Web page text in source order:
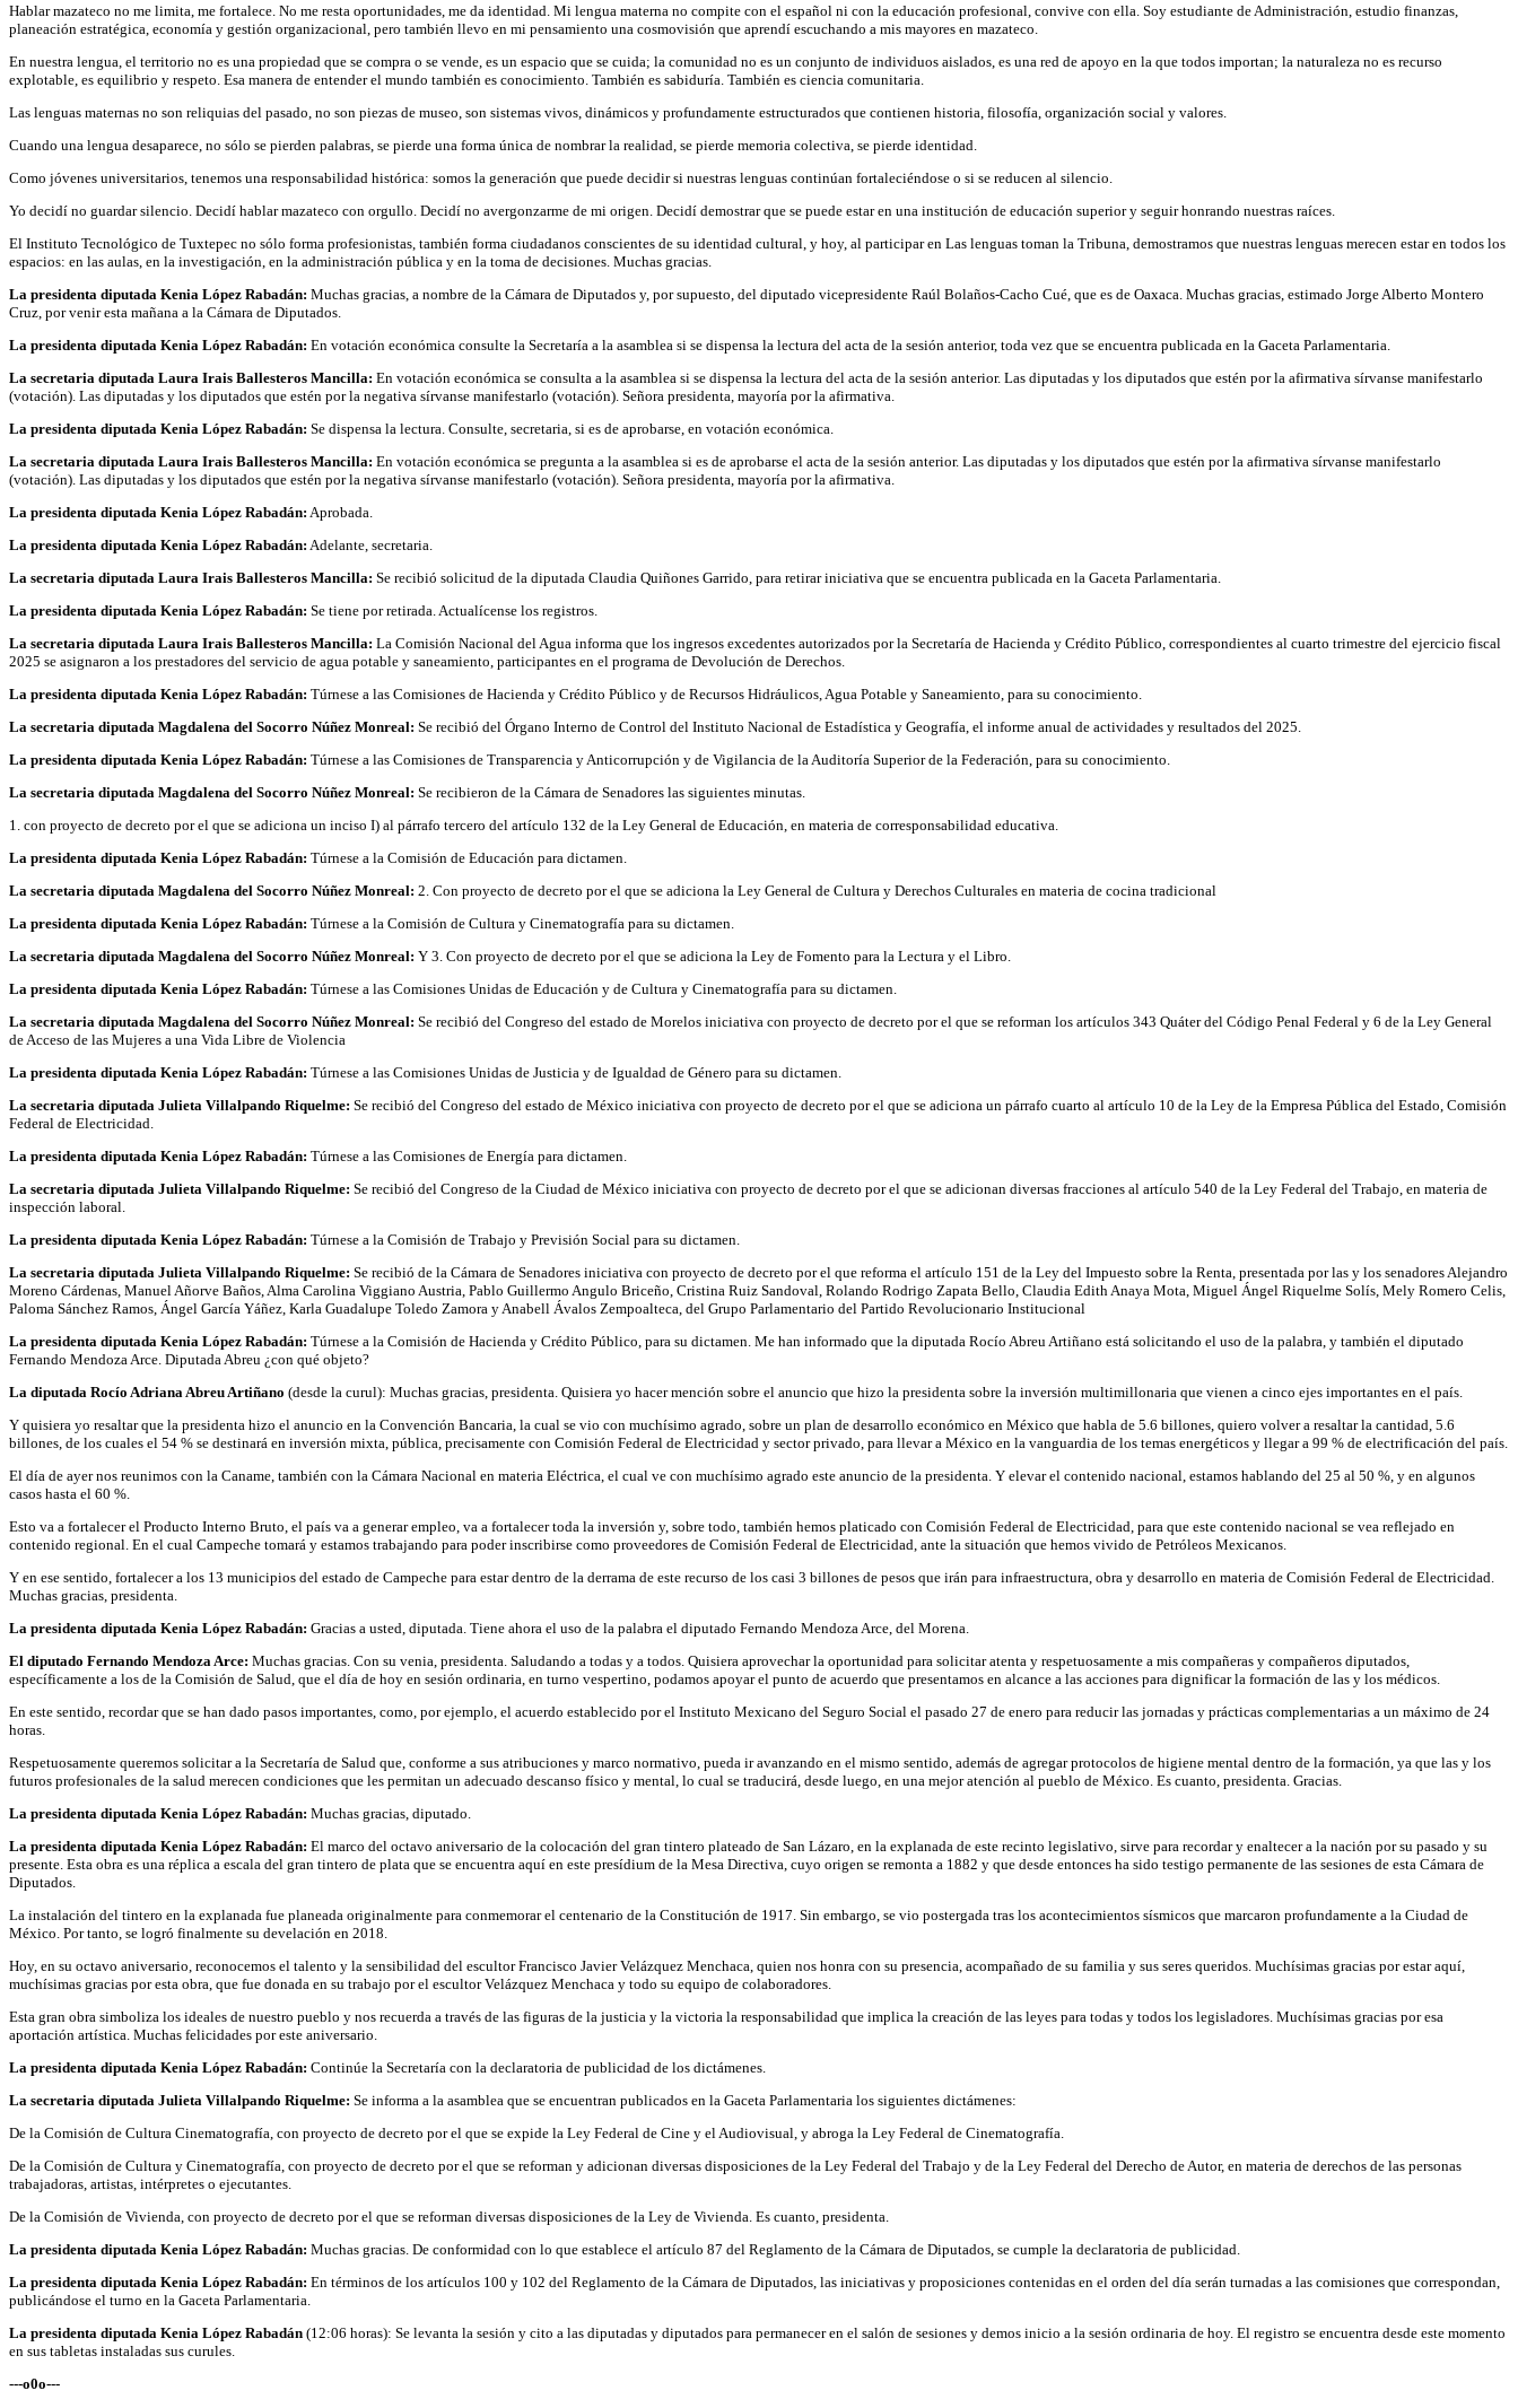
Hablar mazateco no me limita, me fortalece. No me resta oportunidades, me da identidad. Mi lengua materna no compite con el español ni con la educación profesional, convive con ella. Soy estudiante de Administración, estudio finanzas,
planeación estratégica, economía y gestión organizacional, pero también llevo en mi pensamiento una cosmovisión que aprendí escuchando a mis mayores en mazateco.
En nuestra lengua, el territorio no es una propiedad que se compra o se vende, es un espacio que se cuida; la comunidad no es un conjunto de individuos aislados, es una red de apoyo en la que todos importan; la naturaleza no es recurso
explotable, es equilibrio y respeto. Esa manera de entender el mundo también es conocimiento. También es sabiduría. También es ciencia comunitaria.
Las lenguas maternas no son reliquias del pasado, no son piezas de museo, son sistemas vivos, dinámicos y profundamente estructurados que contienen historia, filosofía, organización social y valores.
Cuando una lengua desaparece, no sólo se pierden palabras, se pierde una forma única de nombrar la realidad, se pierde memoria colectiva, se pierde identidad.
Como jóvenes universitarios, tenemos una responsabilidad histórica: somos la generación que puede decidir si nuestras lenguas continúan fortaleciéndose o si se reducen al silencio.
Yo decidí no guardar silencio. Decidí hablar mazateco con orgullo. Decidí no avergonzarme de mi origen. Decidí demostrar que se puede estar en una institución de educación superior y seguir honrando nuestras raíces.
El Instituto Tecnológico de Tuxtepec no sólo forma profesionistas, también forma ciudadanos conscientes de su identidad cultural, y hoy, al participar en Las lenguas toman la Tribuna, demostramos que nuestras lenguas merecen estar en todos los
espacios: en las aulas, en la investigación, en la administración pública y en la toma de decisiones. Muchas gracias.
La presidenta diputada Kenia López Rabadán: Muchas gracias, a nombre de la Cámara de Diputados y, por supuesto, del diputado vicepresidente Raúl Bolaños-Cacho Cué, que es de Oaxaca. Muchas gracias, estimado Jorge Alberto Montero
Cruz, por venir esta mañana a la Cámara de Diputados.
La presidenta diputada Kenia López Rabadán: En votación económica consulte la Secretaría a la asamblea si se dispensa la lectura del acta de la sesión anterior, toda vez que se encuentra publicada en la Gaceta Parlamentaria.
La secretaria diputada Laura Irais Ballesteros Mancilla: En votación económica se consulta a la asamblea si se dispensa la lectura del acta de la sesión anterior. Las diputadas y los diputados que estén por la afirmativa sírvanse manifestarlo
(votación). Las diputadas y los diputados que estén por la negativa sírvanse manifestarlo (votación). Señora presidenta, mayoría por la afirmativa.
La presidenta diputada Kenia López Rabadán: Se dispensa la lectura. Consulte, secretaria, si es de aprobarse, en votación económica.
La secretaria diputada Laura Irais Ballesteros Mancilla: En votación económica se pregunta a la asamblea si es de aprobarse el acta de la sesión anterior. Las diputadas y los diputados que estén por la afirmativa sírvanse manifestarlo
(votación). Las diputadas y los diputados que estén por la negativa sírvanse manifestarlo (votación). Señora presidenta, mayoría por la afirmativa.
La presidenta diputada Kenia López Rabadán: Aprobada.
La presidenta diputada Kenia López Rabadán: Adelante, secretaria.
La secretaria diputada Laura Irais Ballesteros Mancilla: Se recibió solicitud de la diputada Claudia Quiñones Garrido, para retirar iniciativa que se encuentra publicada en la Gaceta Parlamentaria.
La presidenta diputada Kenia López Rabadán: Se tiene por retirada. Actualícense los registros.
La secretaria diputada Laura Irais Ballesteros Mancilla: La Comisión Nacional del Agua informa que los ingresos excedentes autorizados por la Secretaría de Hacienda y Crédito Público, correspondientes al cuarto trimestre del ejercicio fiscal
2025 se asignaron a los prestadores del servicio de agua potable y saneamiento, participantes en el programa de Devolución de Derechos.
La presidenta diputada Kenia López Rabadán: Túrnese a las Comisiones de Hacienda y Crédito Público y de Recursos Hidráulicos, Agua Potable y Saneamiento, para su conocimiento.
La secretaria diputada Magdalena del Socorro Núñez Monreal: Se recibió del Órgano Interno de Control del Instituto Nacional de Estadística y Geografía, el informe anual de actividades y resultados del 2025.
La presidenta diputada Kenia López Rabadán: Túrnese a las Comisiones de Transparencia y Anticorrupción y de Vigilancia de la Auditoría Superior de la Federación, para su conocimiento.
La secretaria diputada Magdalena del Socorro Núñez Monreal: Se recibieron de la Cámara de Senadores las siguientes minutas.
1. con proyecto de decreto por el que se adiciona un inciso I) al párrafo tercero del artículo 132 de la Ley General de Educación, en materia de corresponsabilidad educativa.
La presidenta diputada Kenia López Rabadán: Túrnese a la Comisión de Educación para dictamen.
La secretaria diputada Magdalena del Socorro Núñez Monreal: 2. Con proyecto de decreto por el que se adiciona la Ley General de Cultura y Derechos Culturales en materia de cocina tradicional
La presidenta diputada Kenia López Rabadán: Túrnese a la Comisión de Cultura y Cinematografía para su dictamen.
La secretaria diputada Magdalena del Socorro Núñez Monreal: Y 3. Con proyecto de decreto por el que se adiciona la Ley de Fomento para la Lectura y el Libro.
La presidenta diputada Kenia López Rabadán: Túrnese a las Comisiones Unidas de Educación y de Cultura y Cinematografía para su dictamen.
La secretaria diputada Magdalena del Socorro Núñez Monreal: Se recibió del Congreso del estado de Morelos iniciativa con proyecto de decreto por el que se reforman los artículos 343 Quáter del Código Penal Federal y 6 de la Ley General
de Acceso de las Mujeres a una Vida Libre de Violencia
La presidenta diputada Kenia López Rabadán: Túrnese a las Comisiones Unidas de Justicia y de Igualdad de Género para su dictamen.
La secretaria diputada Julieta Villalpando Riquelme: Se recibió del Congreso del estado de México iniciativa con proyecto de decreto por el que se adiciona un párrafo cuarto al artículo 10 de la Ley de la Empresa Pública del Estado, Comisión
Federal de Electricidad.
La presidenta diputada Kenia López Rabadán: Túrnese a las Comisiones de Energía para dictamen.
La secretaria diputada Julieta Villalpando Riquelme: Se recibió del Congreso de la Ciudad de México iniciativa con proyecto de decreto por el que se adicionan diversas fracciones al artículo 540 de la Ley Federal del Trabajo, en materia de
inspección laboral.
La presidenta diputada Kenia López Rabadán: Túrnese a la Comisión de Trabajo y Previsión Social para su dictamen.
La secretaria diputada Julieta Villalpando Riquelme: Se recibió de la Cámara de Senadores iniciativa con proyecto de decreto por el que reforma el artículo 151 de la Ley del Impuesto sobre la Renta, presentada por las y los senadores Alejandro
Moreno Cárdenas, Manuel Añorve Baños, Alma Carolina Viggiano Austria, Pablo Guillermo Angulo Briceño, Cristina Ruiz Sandoval, Rolando Rodrigo Zapata Bello, Claudia Edith Anaya Mota, Miguel Ángel Riquelme Solís, Mely Romero Celis,
Paloma Sánchez Ramos, Ángel García Yáñez, Karla Guadalupe Toledo Zamora y Anabell Ávalos Zempoalteca, del Grupo Parlamentario del Partido Revolucionario Institucional
La presidenta diputada Kenia López Rabadán: Túrnese a la Comisión de Hacienda y Crédito Público, para su dictamen. Me han informado que la diputada Rocío Abreu Artiñano está solicitando el uso de la palabra, y también el diputado
Fernando Mendoza Arce. Diputada Abreu ¿con qué objeto?
La diputada Rocío Adriana Abreu Artiñano (desde la curul): Muchas gracias, presidenta. Quisiera yo hacer mención sobre el anuncio que hizo la presidenta sobre la inversión multimillonaria que vienen a cinco ejes importantes en el país.
Y quisiera yo resaltar que la presidenta hizo el anuncio en la Convención Bancaria, la cual se vio con muchísimo agrado, sobre un plan de desarrollo económico en México que habla de 5.6 billones, quiero volver a resaltar la cantidad, 5.6
billones, de los cuales el 54 % se destinará en inversión mixta, pública, precisamente con Comisión Federal de Electricidad y sector privado, para llevar a México en la vanguardia de los temas energéticos y llegar a 99 % de electrificación del país.
El día de ayer nos reunimos con la Caname, también con la Cámara Nacional en materia Eléctrica, el cual ve con muchísimo agrado este anuncio de la presidenta. Y elevar el contenido nacional, estamos hablando del 25 al 50 %, y en algunos
casos hasta el 60 %.
Esto va a fortalecer el Producto Interno Bruto, el país va a generar empleo, va a fortalecer toda la inversión y, sobre todo, también hemos platicado con Comisión Federal de Electricidad, para que este contenido nacional se vea reflejado en
contenido regional. En el cual Campeche tomará y estamos trabajando para poder inscribirse como proveedores de Comisión Federal de Electricidad, ante la situación que hemos vivido de Petróleos Mexicanos.
Y en ese sentido, fortalecer a los 13 municipios del estado de Campeche para estar dentro de la derrama de este recurso de los casi 3 billones de pesos que irán para infraestructura, obra y desarrollo en materia de Comisión Federal de Electricidad.
Muchas gracias, presidenta.
La presidenta diputada Kenia López Rabadán: Gracias a usted, diputada. Tiene ahora el uso de la palabra el diputado Fernando Mendoza Arce, del Morena.
El diputado Fernando Mendoza Arce: Muchas gracias. Con su venia, presidenta. Saludando a todas y a todos. Quisiera aprovechar la oportunidad para solicitar atenta y respetuosamente a mis compañeras y compañeros diputados,
específicamente a los de la Comisión de Salud, que el día de hoy en sesión ordinaria, en turno vespertino, podamos apoyar el punto de acuerdo que presentamos en alcance a las acciones para dignificar la formación de las y los médicos.
En este sentido, recordar que se han dado pasos importantes, como, por ejemplo, el acuerdo establecido por el Instituto Mexicano del Seguro Social el pasado 27 de enero para reducir las jornadas y prácticas complementarias a un máximo de 24
horas.
Respetuosamente queremos solicitar a la Secretaría de Salud que, conforme a sus atribuciones y marco normativo, pueda ir avanzando en el mismo sentido, además de agregar protocolos de higiene mental dentro de la formación, ya que las y los
futuros profesionales de la salud merecen condiciones que les permitan un adecuado descanso físico y mental, lo cual se traducirá, desde luego, en una mejor atención al pueblo de México. Es cuanto, presidenta. Gracias.
La presidenta diputada Kenia López Rabadán: Muchas gracias, diputado.
La presidenta diputada Kenia López Rabadán: El marco del octavo aniversario de la colocación del gran tintero plateado de San Lázaro, en la explanada de este recinto legislativo, sirve para recordar y enaltecer a la nación por su pasado y su
presente. Esta obra es una réplica a escala del gran tintero de plata que se encuentra aquí en este presídium de la Mesa Directiva, cuyo origen se remonta a 1882 y que desde entonces ha sido testigo permanente de las sesiones de esta Cámara de
Diputados.
La instalación del tintero en la explanada fue planeada originalmente para conmemorar el centenario de la Constitución de 1917. Sin embargo, se vio postergada tras los acontecimientos sísmicos que marcaron profundamente a la Ciudad de
México. Por tanto, se logró finalmente su develación en 2018.
Hoy, en su octavo aniversario, reconocemos el talento y la sensibilidad del escultor Francisco Javier Velázquez Menchaca, quien nos honra con su presencia, acompañado de su familia y sus seres queridos. Muchísimas gracias por estar aquí,
muchísimas gracias por esta obra, que fue donada en su trabajo por el escultor Velázquez Menchaca y todo su equipo de colaboradores.
Esta gran obra simboliza los ideales de nuestro pueblo y nos recuerda a través de las figuras de la justicia y la victoria la responsabilidad que implica la creación de las leyes para todas y todos los legisladores. Muchísimas gracias por esa
aportación artística. Muchas felicidades por este aniversario.
La presidenta diputada Kenia López Rabadán: Continúe la Secretaría con la declaratoria de publicidad de los dictámenes.
La secretaria diputada Julieta Villalpando Riquelme: Se informa a la asamblea que se encuentran publicados en la Gaceta Parlamentaria los siguientes dictámenes:
De la Comisión de Cultura Cinematografía, con proyecto de decreto por el que se expide la Ley Federal de Cine y el Audiovisual, y abroga la Ley Federal de Cinematografía.
De la Comisión de Cultura y Cinematografía, con proyecto de decreto por el que se reforman y adicionan diversas disposiciones de la Ley Federal del Trabajo y de la Ley Federal del Derecho de Autor, en materia de derechos de las personas
trabajadoras, artistas, intérpretes o ejecutantes.
De la Comisión de Vivienda, con proyecto de decreto por el que se reforman diversas disposiciones de la Ley de Vivienda. Es cuanto, presidenta.
La presidenta diputada Kenia López Rabadán: Muchas gracias. De conformidad con lo que establece el artículo 87 del Reglamento de la Cámara de Diputados, se cumple la declaratoria de publicidad.
La presidenta diputada Kenia López Rabadán: En términos de los artículos 100 y 102 del Reglamento de la Cámara de Diputados, las iniciativas y proposiciones contenidas en el orden del día serán turnadas a las comisiones que correspondan,
publicándose el turno en la Gaceta Parlamentaria.
La presidenta diputada Kenia López Rabadán (12:06 horas): Se levanta la sesión y cito a las diputadas y diputados para permanecer en el salón de sesiones y demos inicio a la sesión ordinaria de hoy. El registro se encuentra desde este momento
en sus tabletas instaladas sus curules.
---o0o---